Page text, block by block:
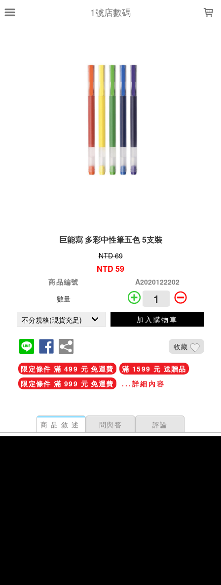
1號店數碼
巨能寫 多彩中性筆五色 5支裝
NTD 69
NTD 59
商品編號
A2020122202
數量
加入購物車
收藏
限定條件 滿 499 元 免運費
滿 1599 元 送贈品
限定條件 滿 999 元 免運費
...詳細內容
商品敘述 問與答 評論